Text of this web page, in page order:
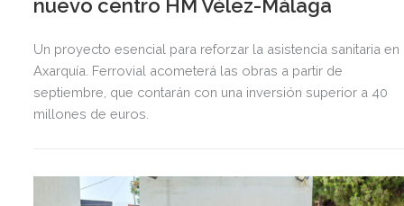
nuevo centro HM Vélez-Málaga
Un proyecto esencial para reforzar la asistencia sanitaria en
Axarquía. Ferrovial acometerá las obras a partir de
septiembre, que contarán con una inversión superior a 40
millones de euros.